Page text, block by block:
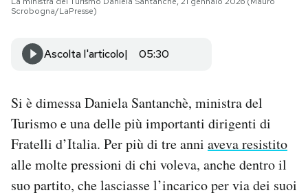
SHOP
AREA PERSONALE
Area Personale
Newsletter
Scrobogna/LaPresse)
Ascolta l'articolo 05:30
Si è dimessa Daniela Santanchè, ministra del
Turismo e una delle più importanti dirigenti di
Fratelli d’Italia. Per più di tre anni aveva resistito
alle molte pressioni di chi voleva, anche dentro il
suo partito, che lasciasse l’incarico per via dei suoi